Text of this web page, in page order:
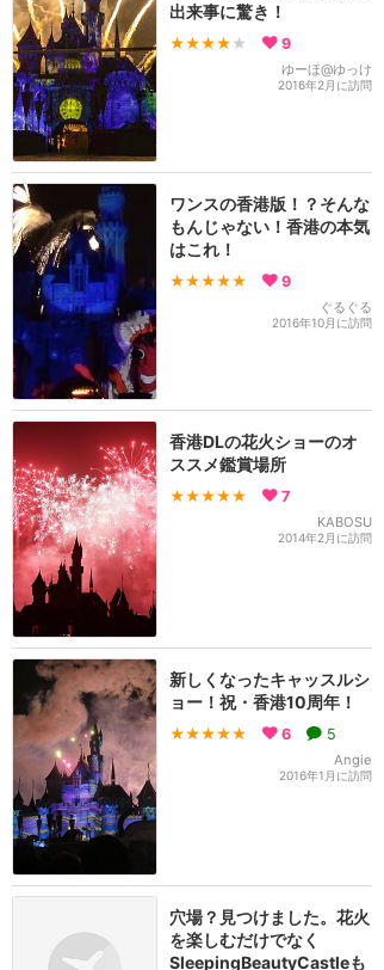
出来事に驚き！
★★★★ ★ 9
ゆーほ@ゆっけ
2016年2月に訪問
ワンスの香港版！？そんな
もんじゃない！香港の本気
はこれ！
★★★★★ 9
ぐるぐる
2016年10月に訪問
香港DLの花火ショーのオ
ススメ鑑賞場所
★★★★★ 7
KABOSU
2014年2月に訪問
新しくなったキャッスルシ
ョー！祝・香港10周年！
★★★★★ 6 5
Angie
2016年1月に訪問
穴場？見つけました。花火
を楽しむだけでなく
SleepingBeautyCastleも